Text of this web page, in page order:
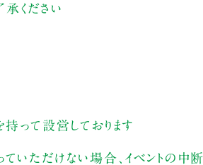
ください
って設営しております
いただけない場合、イベントの中